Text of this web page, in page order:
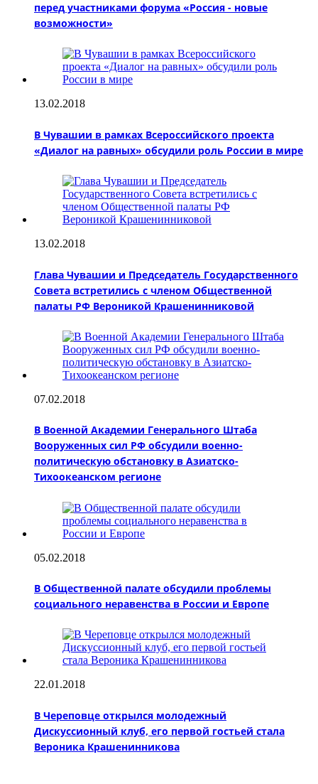
перед участниками форума «Россия - новые
возможности»
13.02.2018
В Чувашии в рамках Всероссийского проекта
«Диалог на равных» обсудили роль России в мире
13.02.2018
Глава Чувашии и Председатель Государственного
Совета встретились с членом Общественной
палаты РФ Вероникой Крашенинниковой
07.02.2018
В Военной Академии Генерального Штаба
Вооруженных сил РФ обсудили военно-
политическую обстановку в Азиатско-
Тихоокеанском регионе
05.02.2018
В Общественной палате обсудили проблемы
социального неравенства в России и Европе
22.01.2018
В Череповце открылся молодежный
Дискуссионный клуб, его первой гостьей стала
Вероника Крашенинникова